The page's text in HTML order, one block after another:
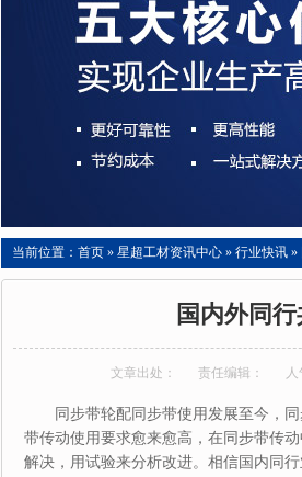
当前位置： 首页 » 星超工材资讯中心 » 行业快讯 »
国内外同
文章出处： 责任编辑： 人
同步带轮配同步带使用发展至今，
带传动使用要求愈来愈高，在同步带传
解决，用试验来分析改进。相信国内同